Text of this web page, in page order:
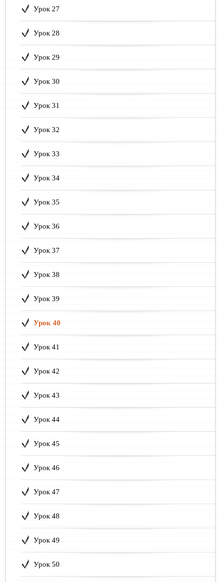
Урок 27
Урок 28
Урок 29
Урок 30
Урок 31
Урок 32
Урок 33
Урок 34
Урок 35
Урок 36
Урок 37
Урок 38
Урок 39
Урок 40
Урок 41
Урок 42
Урок 43
Урок 44
Урок 45
Урок 46
Урок 47
Урок 48
Урок 49
Урок 50